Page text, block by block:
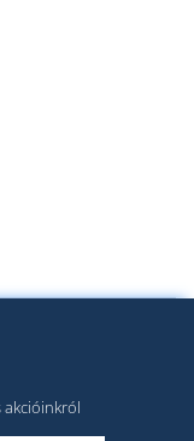
akcióinkról